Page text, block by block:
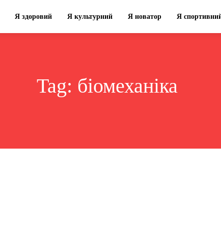
Я здоровий Я культурний Я новатор Я
Tag: біомеханіка